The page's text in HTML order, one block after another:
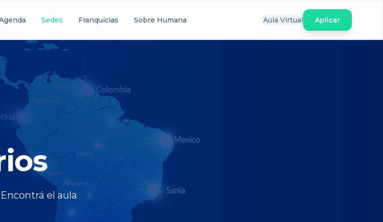
Sedes Franquicias Sobre Humana Aula Virtual Aplicar
el aula